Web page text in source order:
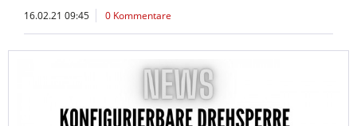
16.02.21 09:45 0 Kommentare